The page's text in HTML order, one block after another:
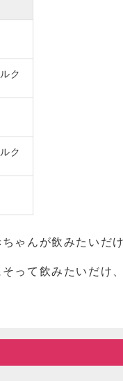
ク
ク
ゃんが飲みたいだ
って飲みたいだけ